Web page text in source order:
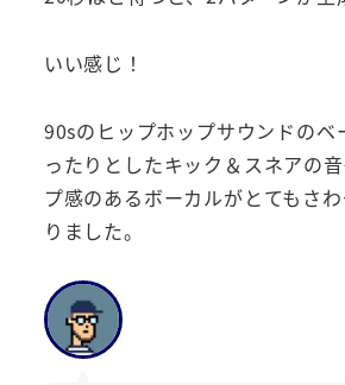
いい感じ！
90sのヒップホップサウンドのベ
ったりとしたキック＆スネアの
プ感のあるボーカルがとてもさ
りました。